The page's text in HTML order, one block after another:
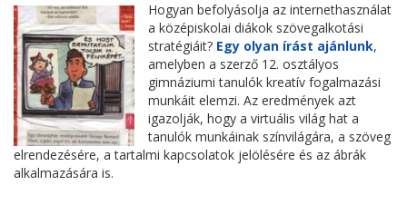
Hogyan befolyásolja az internethasználat
a középiskolai diákok szövegalkotási
stratégiáit? Egy olyan írást ajánlunk,
amelyben a szerző 12. osztályos
gimnáziumi tanulók kreatív fogalmazási
munkáit elemzi. Az eredmények azt
igazolják, hogy a virtuális világ hat a
tanulók munkáinak színvilágára, a szöveg
elrendezésére, a tartalmi kapcsolatok jelölésére és az ábrák
alkalmazására is.